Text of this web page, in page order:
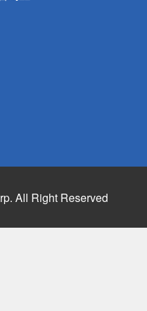
All Right Reserved